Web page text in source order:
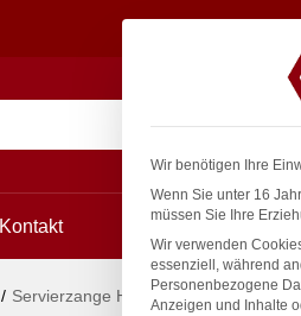
Suchen
Kontakt
/ Servierzange HACCP 250 mm,
Wir benötigen Ihre
Wenn Sie unter 16
müssen Sie Ihre
Wir verwenden
essenziell, während
Personenbezogene
Anzeigen und Inhalte